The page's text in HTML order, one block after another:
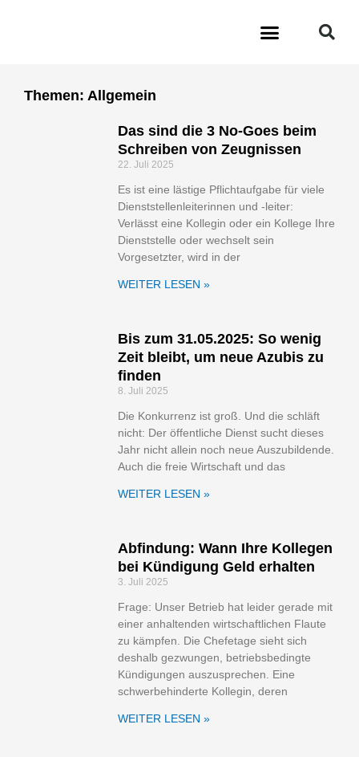
Themen: Allgemein
Das sind die 3 No-Goes beim
Schreiben von Zeugnissen
22. Juli 2025
Es ist eine lästige Pflichtaufgabe für viele
Dienststellenleiterinnen und -leiter:
Verlässt eine Kollegin oder ein Kollege Ihre
Dienststelle oder wechselt sein
Vorgesetzter, wird in der
WEITER LESEN »
Bis zum 31.05.2025: So wenig
Zeit bleibt, um neue Azubis zu
finden
8. Juli 2025
Die Konkurrenz ist groß. Und die schläft
nicht: Der öffentliche Dienst sucht dieses
Jahr nicht allein noch neue Auszubildende.
Auch die freie Wirtschaft und das
WEITER LESEN »
Abfindung: Wann Ihre Kollegen
bei Kündigung Geld erhalten
3. Juli 2025
Frage: Unser Betrieb hat leider gerade mit
einer anhaltenden wirtschaftlichen Flaute
zu kämpfen. Die Chefetage sieht sich
deshalb gezwungen, betriebsbedingte
Kündigungen auszusprechen. Eine
schwerbehinderte Kollegin, deren
WEITER LESEN »
SeiteSeiteSeiteSeite Seite